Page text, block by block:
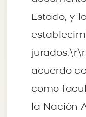
Estado, y
acuerdo
como
la Nación